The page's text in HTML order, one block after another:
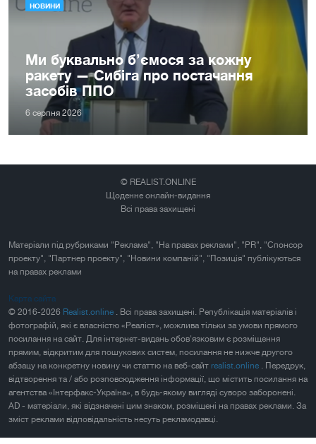
НОВИНИ
Ми буквально б’ємося за кожну
ракету — Сибіга про постачання
засобів ППО
6 серпня 2026
© REALIST.ONLINE
Щоденне онлайн-видання
Всі права захищені
Матеріали під рубриками "Реклама", "На правах реклами", "PR", "Спонсор
проекту", "Партнер проекту", "Новини компаній", "Позиція" публікуються
на правах реклами
Карта сайта
© 2016-2026 Realist.online . Всі права захищені. Републікація матеріалів і
фотографій, які є власністю «Реаліст», можлива тільки за умови прямого
посилання на сайт. Для інтернет-видань обов'язковим є розміщення
прямим, відкритим для пошукових систем, посилання не нижче другого
абзацу на конкретну новину чи статтю на веб-сайт realist.online . Передрук,
відтворення та / або розповсюдження інформації, що містить посилання на
агентства «Інтерфакс-Україна», в будь-якому вигляді суворо заборонені.
AD - матеріали, які відзначені цим знаком, розміщені на правах реклами. За
зміст реклами відповідальність несуть рекламодавці.